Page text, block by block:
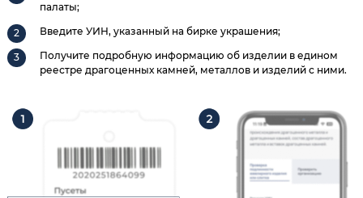
палаты;
Введите УИН, указанный на бирке украшения;
Получите подробную информацию об изделии в едином
реестре драгоценных камней, металлов и изделий с ними.